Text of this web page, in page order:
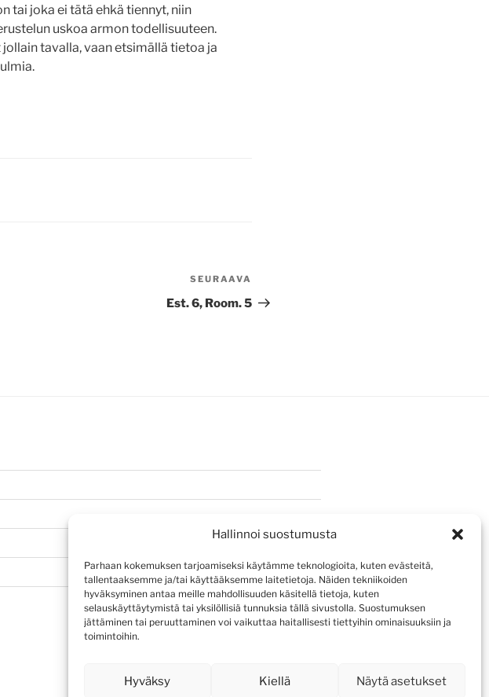
Hallinnoi suostumusta
Parhaan kokemuksen tarjoamiseksi käytämme teknologioita, kuten evästeitä,
tallentaaksemme ja/tai käyttääksemme laitetietoja. Näiden tekniikoiden
hyväksyminen antaa meille mahdollisuuden käsitellä tietoja, kuten
selauskäyttäytymistä tai yksilöllisiä tunnuksia tällä sivustolla. Suostumuksen
jättäminen tai peruuttaminen voi vaikuttaa haitallisesti tiettyihin ominaisuuksiin ja
toimintoihin.
Hyväksy Kiellä Näytä asetukset
tai joka ei tätä ehkä tiennyt, niin
uskoa armon todellisuuteen.
tavalla, vaan etsimällä tietoa ja
artikkeli
SEURAAVA
Est. 6, Room. 5